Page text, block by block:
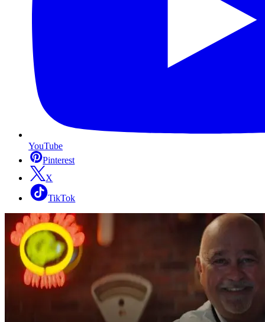
YouTube
Pinterest
X
TikTok